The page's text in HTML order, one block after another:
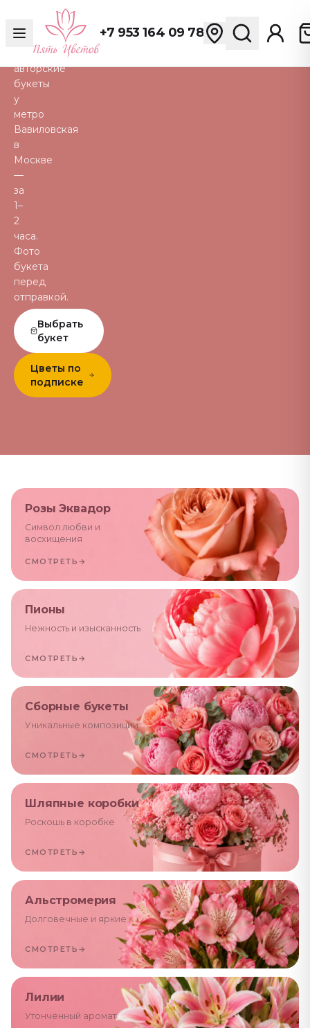
+7 953 164 09 78
пионы,
тюльпаны
авторские
букеты
у
метро
Вавиловская
в
Москве
—
за
1–
2
часа.
Фото
букета
перед
отправкой.
Выбрать
букет
Цветы по
подписке
Розы Эквадор
Символ любви и
восхищения
СМОТРЕТЬ →
Пионы
Нежность и изысканность
СМОТРЕТЬ →
Сборные букеты
Уникальные композиции
СМОТРЕТЬ →
Шляпные коробки
Роскошь в коробке
СМОТРЕТЬ →
Альстромерия
Долговечные и яркие
СМОТРЕТЬ →
Лилии
Утончённый аромат